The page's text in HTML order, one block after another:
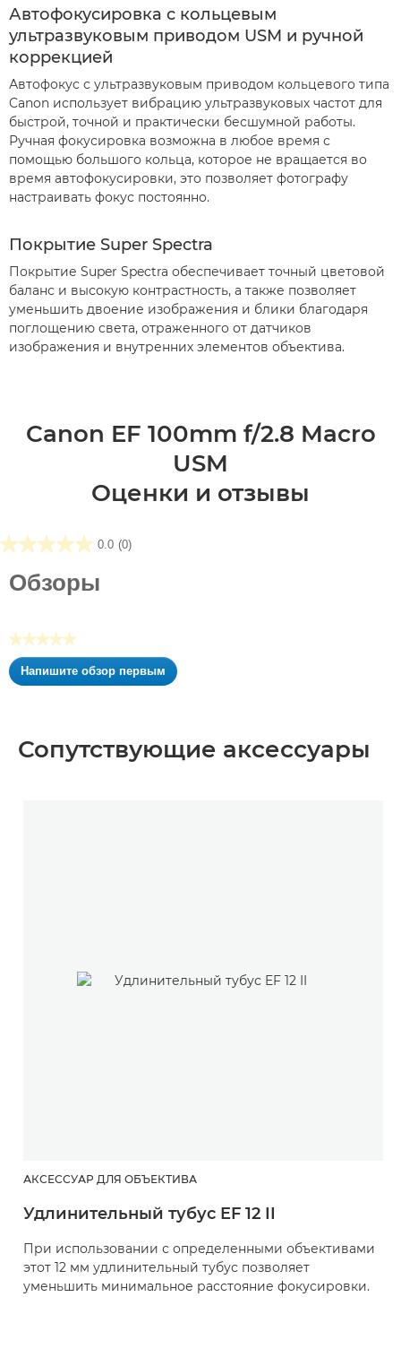
Автофокусировка с кольцевым
ультразвуковым приводом USM и ручной
коррекцией
Автофокус с ультразвуковым приводом кольцевого типа
Canon использует вибрацию ультразвуковых частот для
быстрой, точной и практически бесшумной работы.
Ручная фокусировка возможна в любое время с
помощью большого кольца, которое не вращается во
время автофокусировки, это позволяет фотографу
настраивать фокус постоянно.
Покрытие Super Spectra
Покрытие Super Spectra обеспечивает точный цветовой
баланс и высокую контрастность, а также позволяет
уменьшить двоение изображения и блики благодаря
поглощению света, отраженного от датчиков
изображения и внутренних элементов объектива.
Canon EF 100mm f/2.8 Macro
USM
Оценки и отзывы
0.0 (0)
0.0
звезд.
Обзоры
★★★★★
Нет
оценки
Напишите обзор первым
.
приведет
к
Сопутствующие аксессуары
АКСЕССУАР ДЛЯ ОБЪЕКТИВА
Удлинительный тубус EF 12 II
При использовании с определенными объективами
этот 12 мм удлинительный тубус позволяет
уменьшить минимальное расстояние фокусировки.